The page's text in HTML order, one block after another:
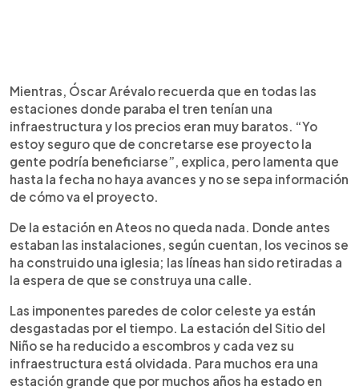
Mientras, Óscar Arévalo recuerda que en todas las
estaciones donde paraba el tren tenían una
infraestructura y los precios eran muy baratos. “Yo
estoy seguro que de concretarse ese proyecto la
gente podría beneficiarse”, explica, pero lamenta que
hasta la fecha no haya avances y no se sepa información
de cómo va el proyecto.
De la estación en Ateos no queda nada. Donde antes
estaban las instalaciones, según cuentan, los vecinos se
ha construido una iglesia; las líneas han sido retiradas a
la espera de que se construya una calle.
Las imponentes paredes de color celeste ya están
desgastadas por el tiempo. La estación del Sitio del
Niño se ha reducido a escombros y cada vez su
infraestructura está olvidada. Para muchos era una
estación grande que por muchos años ha estado en